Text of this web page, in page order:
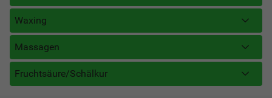
Waxing
Massagen
Fruchtsäure/Schälkur